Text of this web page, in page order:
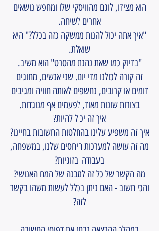
הוא מצידו, לוגם מהוויסקי שלו ומחפש נושאים
אחרים לשיחה.
"איך אתה יכול להנות ממשקה כזה בכלל?" היא
שואלת.
"בדיוק כמו שאת נהנת מהסרט" הוא משיב.
זה קורה לכולנו מדי יום. שני אנשים, מחוגים
דומים או קרובים, נחשפים לאותה חוויה ומגיבים
בצורות שונות מאוד, לפעמים אף מנוגדות.
איך זה יכול להיות?
איך זה משפיע עלינו בהחלטות החשובות בחיינו?
מה זה עושה למערכות היחסים שלנו, במשפחה,
בעבודה ובזוגיות?
מה הקשר של כל זה למבנה של המח האנושי?
והכי חשוב - האם ניתן בכלל לעשות משהו בקשר
לזה?